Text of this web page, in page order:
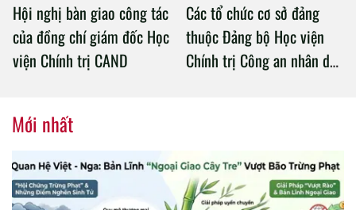
Hội nghị bàn giao công tác
của đồng chí giám đốc Học
viện Chính trị CAND
Các tổ chức cơ sở đảng
thuộc Đảng bộ Học viện
Chính trị Công an nhân dân
Mới nhất